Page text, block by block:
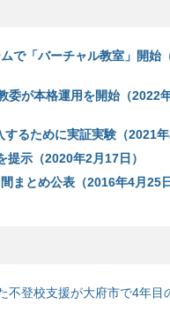
で「バーチャル教室」開始
委が本格運用を開始（2022
るために実証実験（2021年
示（2020年2月17日）
まとめ公表（2016年4月25日
不登校支援が大府市で4年目